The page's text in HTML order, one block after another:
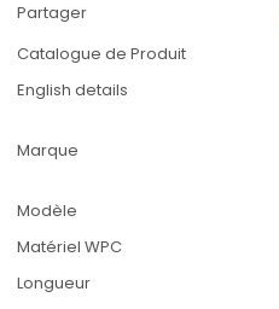
Partager
Catalogue de Produit
English details
Marque
Modèle
Matériel WPC
Longueur